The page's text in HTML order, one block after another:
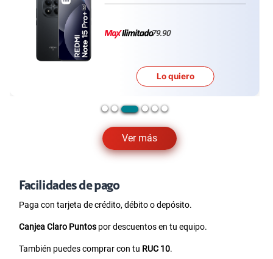
Ver más
79.90
Lo quiero
Facilidades de pago
Paga con tarjeta de crédito, débito o depósito.
Canjea Claro Puntos por descuentos en tu equipo.
También puedes comprar con tu RUC 10.